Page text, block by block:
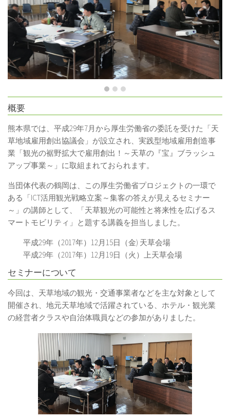
概要
熊本県では、平成29年7月から厚生労働省の委託を受けた「天
草地域雇用創出協議会」が設立され、実践型地域雇用創造事
業「観光の裾野拡大で雇用創出！～天草の『宝』ブラッシュ
アップ事業～」に取組まれておられます。
当団体代表の鶴岡は、この厚生労働省プロジェクトの一環で
ある「ICT活用観光戦略立案～集客の答えが見えるセミナー
～」の講師として、「天草観光の可能性と将来性を広げるス
マートモビリティ」と題する講義を担当しました。
平成29年（2017年） 12月 15日（金) 天草会場
平成29年（2017年） 12月 19日（火）上天草会場
セミナーについて
今回は、天草地域の観光・交通事業者などを主な対象として
開催され、地元天草地域で活躍されている、ホテル・観光業
の経営者クラスや自治体職員などの参加がありました。